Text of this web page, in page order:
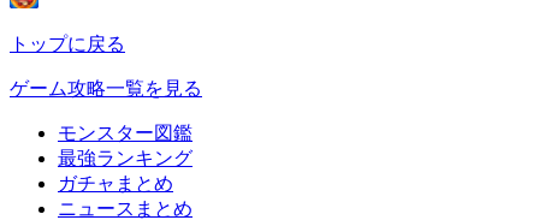
トップに戻る
ゲーム攻略一覧を見る
モンスター図鑑
最強ランキング
ガチャまとめ
ニュースまとめ